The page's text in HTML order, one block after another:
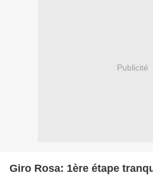
Publicité
Giro Rosa: 1ère étape